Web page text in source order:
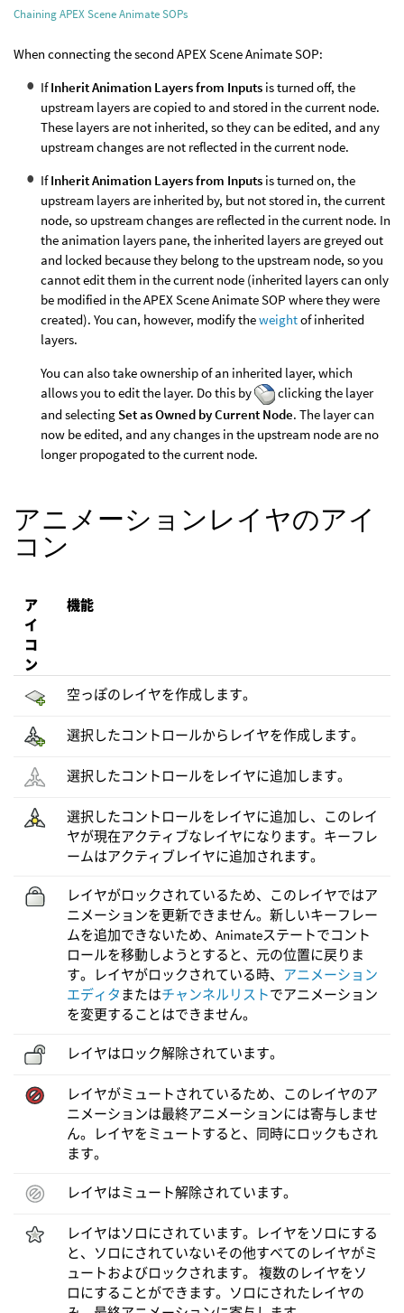
Chaining APEX Scene Animate SOPs
When connecting the second APEX Scene Animate SOP:
IfInherit Animation Layers from Inputs is turned off, the
upstream layers are copied to and stored in the current node.
These layers are not inherited, so they can be edited, and any
upstream changes are not reflected in the current node.
IfInherit Animation Layers from Inputs is turned on, the
upstream layers are inherited by, but not stored in, the current
node, so upstream changes are reflected in the current node. In
the animation layers pane, the inherited layers are greyed out
and locked because they belong to the upstream node, so you
cannot edit them in the current node (inherited layers can only
be modified in the APEX Scene Animate SOP where they were
created). You can, however, modify theweightof inherited
layers.
You can also take ownership of an inherited layer, which
allows you to edit the layer. Do this by
clicking the layer
and selecting Set as Owned by Current Node. The layer can
now be edited, and any changes in the upstream node are no
longer propogated to the current node.
アニメーションレイヤのアイ
コン
ア
イ
コ
ン
機能
空っぽのレイヤを作成します。
選択したコントロールからレイヤを作成します。
選択したコントロールをレイヤに追加します。
選択したコントロールをレイヤに追加し、このレイ
ヤが現在アクティブなレイヤになります。キーフレ
ームはアクティブレイヤに追加されます。
レイヤがロックされているため、このレイヤではア
ニメーションを更新できません。新しいキーフレー
ムを追加できないため、Animateステートでコント
ロールを移動しようとすると、元の位置に戻りま
す。レイヤがロックされている時、 アニメーション
エディタ またはチャンネルリストでアニメーション
を変更することはできません。
レイヤはロック解除されています。
レイヤがミュートされているため、このレイヤのア
ニメーションは最終アニメーションには寄与しませ
ん。レイヤをミュートすると、同時にロックもされ
ます。
レイヤはミュート解除されています。
レイヤはソロにされています。レイヤをソロにする
と、ソロにされていないその他すべてのレイヤがミ
ュートおよびロックされます。 複数のレイヤをソ
ロにすることができます。ソロにされたレイヤの